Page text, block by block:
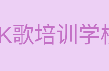
歌培训学